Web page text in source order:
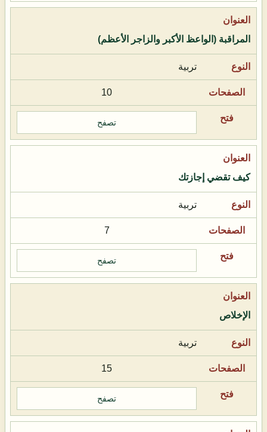
المراقبة (الواعظ الأكبر والزاجر الأعظم)
تربية
10
تصفح
كيف تقضي إجازتك
تربية
7
تصفح
الإخلاص
تربية
15
تصفح